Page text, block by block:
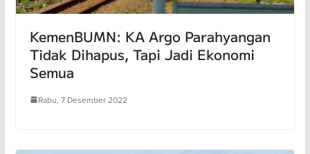
KemenBUMN: KA Argo Parahyangan
Tidak Dihapus, Tapi Jadi Ekonomi
Semua
Rabu, 7 Desember 2022